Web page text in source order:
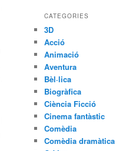
CATEGORIES
3D
Acció
Animació
Aventura
Bèl·lica
Biogràfica
Ciència Ficció
Cinema fantàstic
Comèdia
Comèdia dramàtica